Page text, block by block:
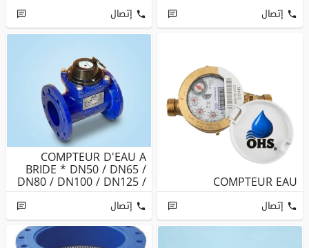
إتصال إتصال
COMPTEUR EAU
إتصال
COMPTEUR D'EAU A
BRIDE * DN50 / DN65 /
DN80 / DN100 / DN125 /
DN150 / ...
إتصال